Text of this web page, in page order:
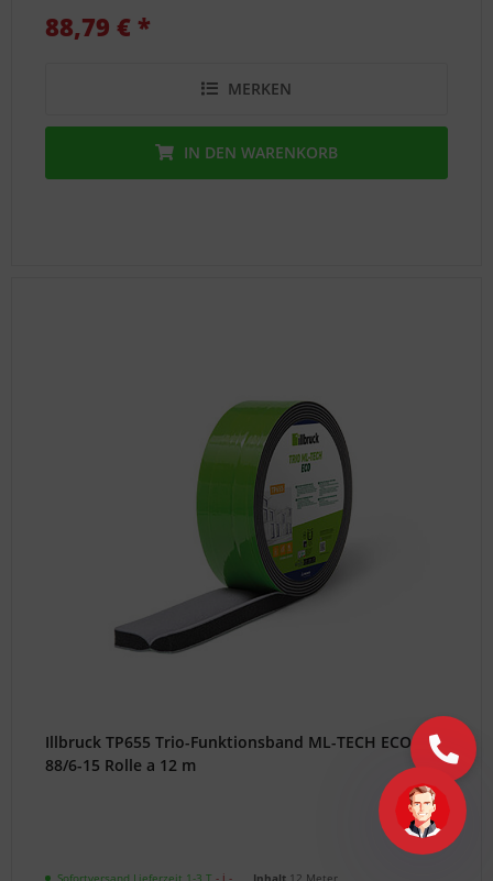
88,79 € *
MERKEN
IN DEN WARENKORB
Illbruck TP655 Trio-Funktionsband ML-TECH ECO
88/6-15 Rolle a 12 m
Sofortversand Lieferzeit 1-3 T- ℹ - Inhalt 12 Meter